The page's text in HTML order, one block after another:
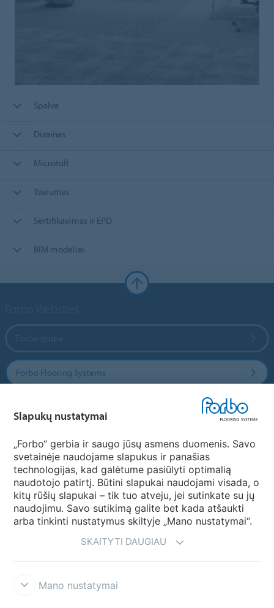
Spalva
Dizainas
Microtuft
Tvarumas
Sertifikavimas ir EPD
BIM modeliai
Forbo Flooring Systems
Pasirinkti šalį
Pasirinkite savo šalį
Slapukų nustatymai
„Forbo“ gerbia ir saugo jūsų asmens duomenis. Savo
svetainėje naudojame slapukus ir panašias
technologijas, kad galėtume pasiūlyti optimalią
naudotojo patirtį. Būtini slapukai naudojami visada, o
kitų rūšių slapukai – tik tuo atveju, jei sutinkate su jų
naudojimu. Savo sutikimą galite bet kada atšaukti
arba tinkinti nustatymus skiltyje „Mano nustatymai“.
SKAITYTI DAUGIAU
Mano nustatymai